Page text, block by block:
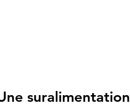
suralimentation